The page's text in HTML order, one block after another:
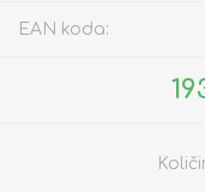
EAN koda: